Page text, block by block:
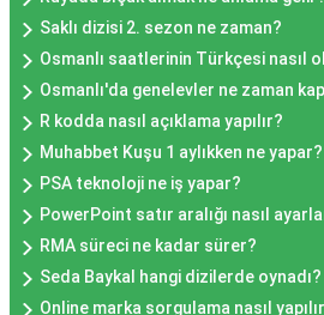
Saklı dizisi 2. sezon ne zaman?
Osmanlı saatlerinin Türkçesi nasıl
Osmanlı'da genelevler ne zaman
R kodda nasıl açıklama yapılır?
Muhabbet Kuşu 1 aylıkken ne yapar?
PSA teknoloji ne iş yapar?
PowerPoint satır aralığı nasıl
RMA süreci ne kadar sürer?
Seda Baykal hangi dizilerde oynadı?
Online marka sorgulama nasıl